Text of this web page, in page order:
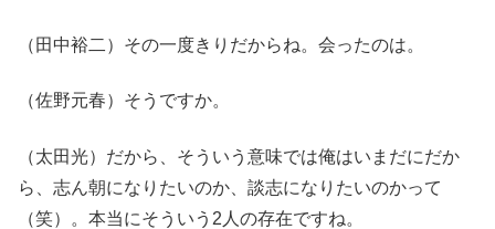
（田中裕二）その一度きりだからね。会ったのは。
（佐野元春）そうですか。
（太田光）だから、そういう意味では俺はいまだにだか
ら、志ん朝になりたいのか、談志になりたいのかって
（笑）。本当にそういう2人の存在ですね。